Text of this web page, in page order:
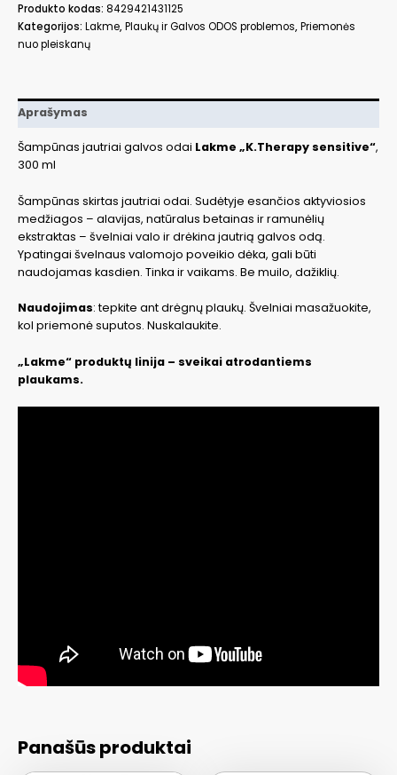
300ml.LAK43112
Produkto kodas: 8429421431125
Kategorijos: Lakme,Plaukų ir Galvos ODOS problemos,Priemonės
nuo pleiskanų
Aprašymas
Šampūnas jautriai galvos odai Lakme „K.Therapy sensitive“,
300 ml
Šampūnas skirtas jautriai odai. Sudėtyje esančios aktyviosios
medžiagos – alavijas, natūralus betainas ir ramunėlių
ekstraktas – švelniai valo ir drėkina jautrią galvos odą.
Ypatingai švelnaus valomojo poveikio dėka, gali būti
naudojamas kasdien. Tinka ir vaikams. Be muilo, dažiklių.
Naudojimas: tepkite ant drėgnų plaukų. Švelniai masažuokite,
kol priemonė suputos. Nuskalaukite.
„Lakme“ produktų linija – sveikai atrodantiems
plaukams.
Panašūs produktai